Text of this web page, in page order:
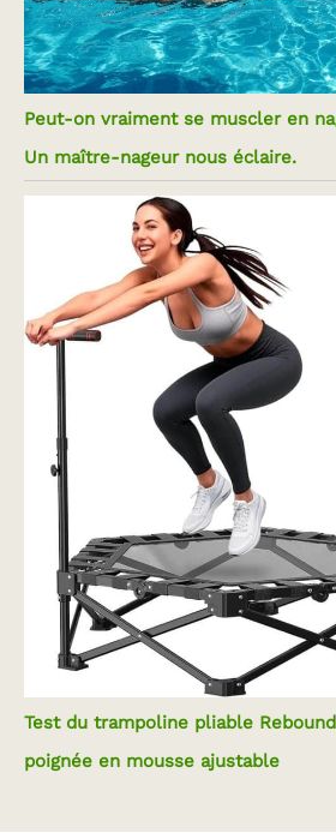
Peut-on vraiment se muscler en
Un maître-nageur nous éclaire.
Test du trampoline pliable
poignée en mousse ajustable